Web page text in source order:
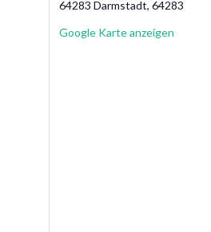
64283 Darmstadt, 64283
Google Karte anzeigen